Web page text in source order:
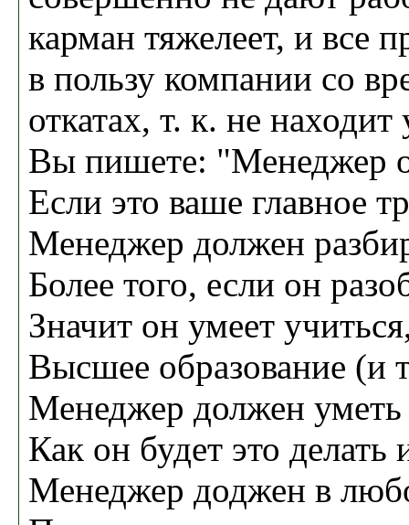
карман тяжелеет, и все
в пользу компании со
откатах, т. к. не
Вы пишете: "Менеджер
Если это ваше главное
Менеджер должен
Более того, если он
Значит он умеет
Высшее образование (и
Менеджер должен
Как он будет это
Менеджер доджен в